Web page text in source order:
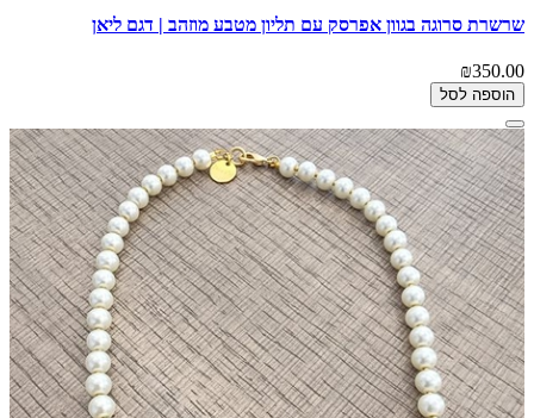
שרשרת סרוגה בגוון אפרסק עם תליון מטבע מוזהב | דגם ליאן
₪350.00
הוספה לסל